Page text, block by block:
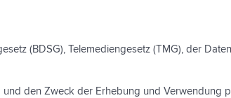
(BDSG), Telemediengesetz (TMG), der
den Zweck der Erhebung und Verwendung